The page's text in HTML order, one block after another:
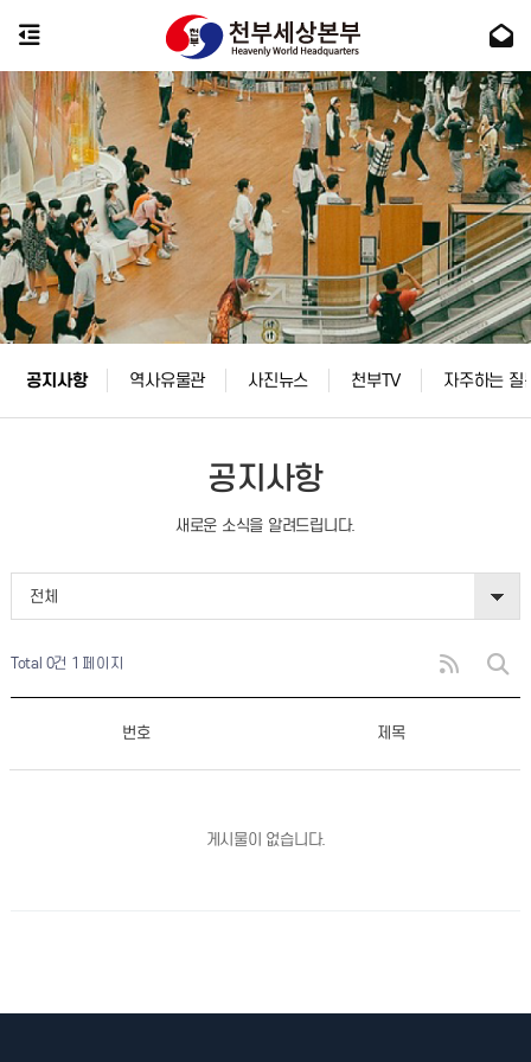
공지사항 역사유물관 사진뉴스 천부TV 자주하는 질
공지사항
새로운 소식을 알려드립니다.
전체
Total 0건 1 페이지
번호 제목
게시물이 없습니다.